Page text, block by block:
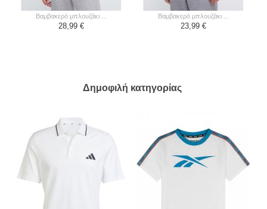
βαμβακερό μπλουζάκι ...
28,99 €
βαμβακερό μπλουζάκι ...
23,99 €
Δημοφιλή κατηγορίας